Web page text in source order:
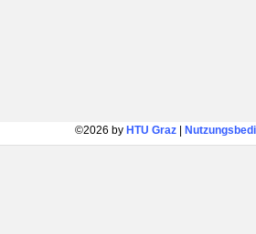
©2026 by HTU Graz|